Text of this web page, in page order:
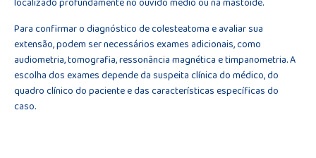
Para confirmar o diagnóstico de colesteatoma e avaliar sua
extensão, podem ser necessários exames adicionais, como
audiometria, tomografia, ressonância magnética e timpanometria. A
escolha dos exames depende da suspeita clínica do médico, do
quadro clínico do paciente e das características específicas do
caso.